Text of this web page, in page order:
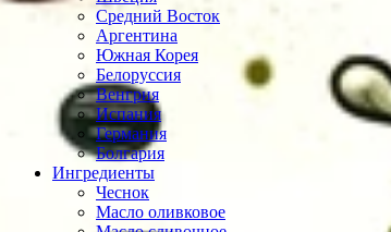
Средний Восток
Аргентина
Южная Корея
Белоруссия
Венгрия
Испания
Германия
Болгария
Ингредиенты
Чеснок
Масло оливковое